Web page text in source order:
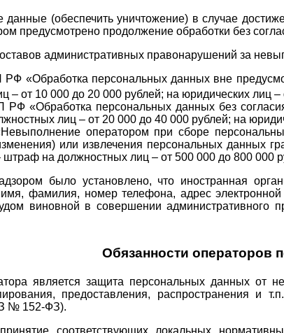
данные (обеспечить уничтожение) в случае
предусмотрено продолжение обработки без
административных правонарушений за
РФ «Обработка персональных данных вне
– от 10 000 до 20 000 рублей; на юридических лиц –
РФ «Обработка персональных данных без
лиц – от 20 000 до 40 000 рублей; на
оператором при сборе
или извлечения персональных данных
на должностных лиц – от 500 000 до 800 000
было установлено, что иностранная
имя, фамилия, номер телефона, адрес
виновной в совершении
Обязанности операторов
является защита персональных данных от
предоставления, распространения и
№ 152-ФЗ).